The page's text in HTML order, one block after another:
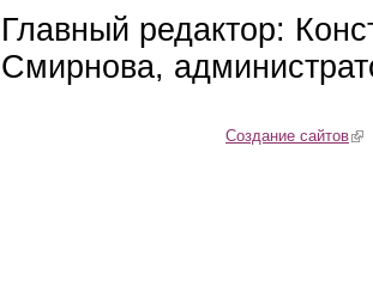
Главный редактор:
Смирнова,
Создание сайтов